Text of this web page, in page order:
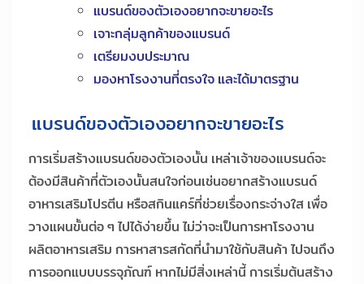
แบรนด์ของตัวเองอยากจะขายอะไร
เจาะกลุ่มลูกค้าของแบรนด์
เตรียมงบประมาณ
มองหาโรงงานที่ตรงใจ และได้มาตรฐาน
แบรนด์ของตัวเองอยากจะขายอะไร
การเริ่มสร้างแบรนด์ของตัวเองนั้น เหล่าเจ้าของแบรนด์จะ
ต้องมีสินค้าที่ตัวเองนั้นสนใจก่อนเช่นอยากสร้างแบรนด์
อาหารเสริมโปรตีน หรือสกินแคร์ที่ช่วยเรื่องกระจ่างใส เพื่อ
วางแผนขั้นต่อ ๆ ไปได้ง่ายขึ้น ไม่ว่าจะเป็นการหาโรงงาน
ผลิตอาหารเสริม การหาสารสกัดที่นำมาใช้กับสินค้า ไปจนถึง
การออกแบบบรรจุภัณฑ์ หากไม่มีสิ่งเหล่านี้ การเริ่มต้นสร้าง